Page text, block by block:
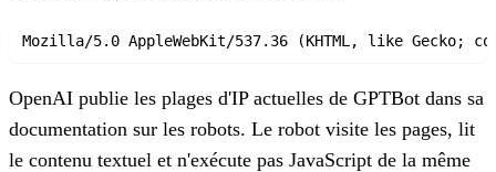
OpenAI publie les plages d'IP actuelles de GPTBot dans sa
documentation sur les robots. Le robot visite les pages, lit
le contenu textuel et n'exécute pas JavaScript de la même